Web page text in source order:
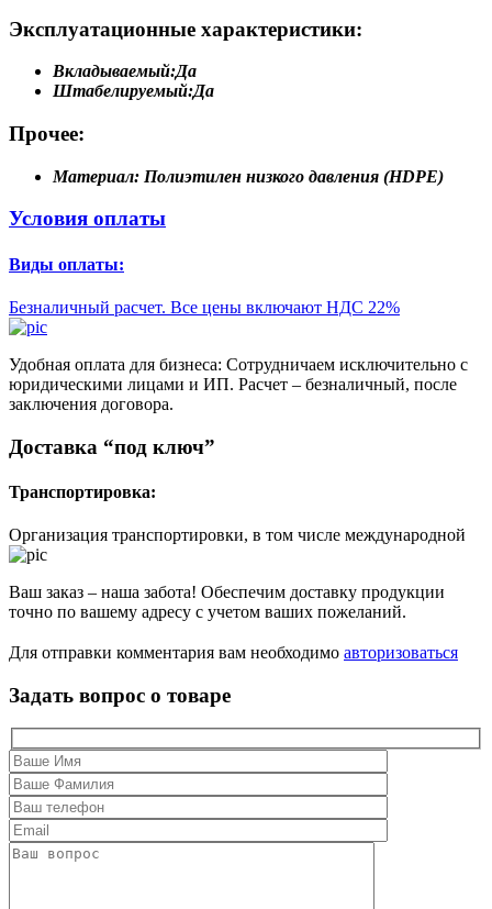
Эксплуатационные характеристики:
Вкладываемый:Да
Штабелируемый:Да
Прочее:
Материал: Полиэтилен низкого давления (HDPE)
Условия оплаты
Виды оплаты:
Безналичный расчет. Все цены включают НДС 22%
Удобная оплата для бизнеса: Сотрудничаем исключительно с
юридическими лицами и ИП. Расчет – безналичный, после
заключения договора.
Доставка “под ключ”
Транспортировка:
Организация транспортировки, в том числе международной
Ваш заказ – наша забота! Обеспечим доставку продукции
точно по вашему адресу с учетом ваших пожеланий.
Для отправки комментария вам необходимо авторизоваться
Задать вопрос о товаре